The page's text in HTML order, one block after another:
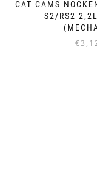
CAT CAMS
S2/RS2
€